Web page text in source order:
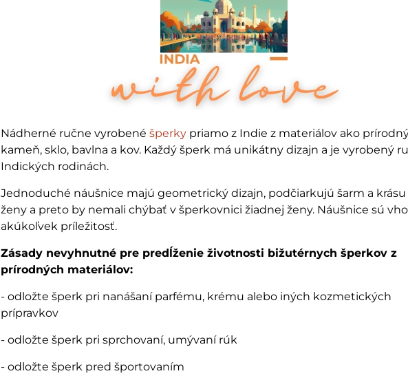
Nádherné ručne vyrobenéšperky priamo z Indie z materiálov ako
kameň, sklo, bavlna a kov. Každý šperk má unikátny dizajn a je vyrobený
Indických rodinách.
Jednoduché náušnice majú geometrický dizajn, podčiarkujú šarm a krásu
ženy a preto by nemali chýbať v šperkovnici žiadnej ženy. Náušnice sú
akúkoľvek príležitosť.
Zásady nevyhnutné pre predĺženie životnosti bižutérnych šperkov z
prírodných materiálov:
- odložte šperk pri nanášaní parfému, krému alebo iných kozmetických
prípravkov
- odložte šperk pri sprchovaní, umývaní rúk
- odložte šperk pred športovaním